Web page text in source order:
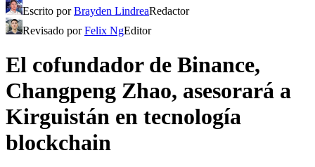
Escrito porBrayden LindreaRedactor
Revisado porFelix NgEditor
El cofundador de Binance,
Changpeng Zhao, asesorará a
Kirguistán en tecnología
blockchain